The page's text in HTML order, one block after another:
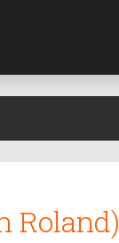
Roland)